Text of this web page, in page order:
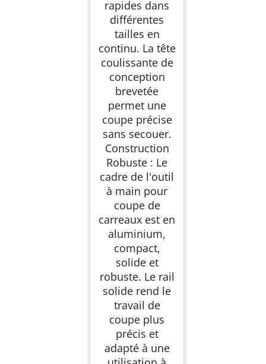
rapides dans
différentes
tailles en
continu. La tête
coulissante de
conception
brevetée
permet une
coupe précise
sans secouer.
Construction
Robuste : Le
cadre de l'outil
à main pour
coupe de
carreaux est en
aluminium,
compact,
solide et
robuste. Le rail
solide rend le
travail de
coupe plus
précis et
adapté à une